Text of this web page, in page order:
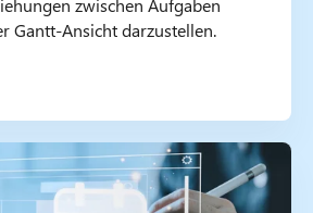
zwischen Aufgaben
Gantt-Ansicht darzustellen.